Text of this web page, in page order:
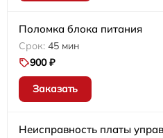
Поломка блока питания
45 мин
900 ₽
Заказать
Неисправность платы